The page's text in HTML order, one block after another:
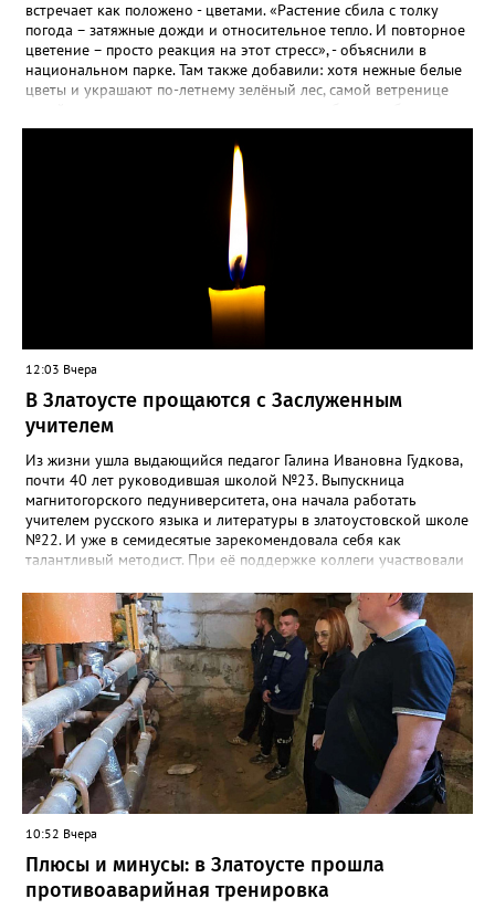
встречает как положено - цветами. «Растение сбила с толку
погода – затяжные дожди и относительное тепло. И повторное
цветение – просто реакция на этот стресс», - объяснили в
национальном парке. Там также добавили: хотя нежные белые
цветы и украшают по-летнему зелёный лес, самой ветренице
силы перед долгой зимовкой.
12:03 Вчера
В Златоусте прощаются с Заслуженным
учителем
Из жизни ушла выдающийся педагог Галина Ивановна Гудкова,
почти 40 лет руководившая школой №23. Выпускница
магнитогорского педуниверситета, она начала работать
учителем русского языка и литературы в златоустовской школе
№22. И уже в семидесятые зарекомендовала себя как
талантливый методист. При её поддержке коллеги участвовали
«Благодаря её мудрому руководству в школе сформировался
сильный педагогический коллектив, объединённый общими
ценностями и любовью к своему делу. Для многих Галина
Ивановна навсегда останется не только талантливым
руководителем, но и настоящим Учителем с большой буквы», -
говорится в сообществе школы №23 во ВКонтакте. Свои
соболезнования семье Галины Ивановны выразил глава
Златоуста Олег Решетников. «Её вклад зафиксирован в
важнейших документах школы, но главное - он остался в
людях: в тех учителях, которых она поддержала, в тех
учениках, которых она вдохновила. Заслуженный учитель РФ,
«Отличник народного просвещения», обладатель медали «За
доблестный труд», Галина Ивановна оставила не только
награды и документы, но и работающий, живой механизм
школы, который продолжает жить её принципами», - говорится
в некрологе.
10:52 Вчера
Плюсы и минусы: в Златоусте прошла
противоаварийная тренировка